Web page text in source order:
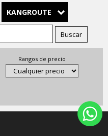
KANGROUTE
Rangos de precio